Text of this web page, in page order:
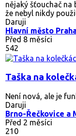
nějaký šťouchač na
že nebyl nikdy
Daruji
Hlavní město
Před 8 měsíci
542
Taška na
Není nová, ale je
Daruji
Brno-Řečkovice a
Před 2 měsíci
210